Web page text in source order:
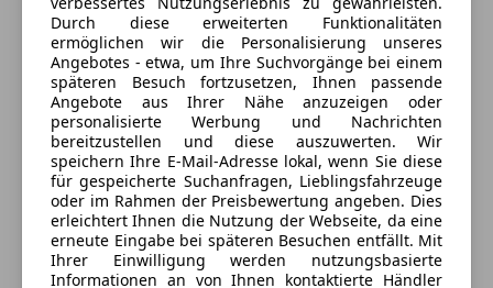
Notrufsystem
Reifendruckkontrollsystem
Seitenairbag
Spurhalteassistent
Tagfahrlicht
Verkehrszeichenerkennung
Wegfahrsperre
Zentralverriegelung mit Funkfernbedienung
Extras
Anbieter kontaktieren
Deine Nachricht
Durch diese erweiterten Funktionalitäten
ermöglichen wir die Personalisierung unseres
Angebotes - etwa, um Ihre Suchvorgänge bei einem
späteren Besuch fortzusetzen, Ihnen passende
Angebote aus Ihrer Nähe anzuzeigen oder
personalisierte Werbung und Nachrichten
bereitzustellen und diese auszuwerten. Wir
speichern Ihre E-Mail-Adresse lokal, wenn Sie diese
für gespeicherte Suchanfragen, Lieblingsfahrzeuge
oder im Rahmen der Preisbewertung angeben. Dies
erleichtert Ihnen die Nutzung der Webseite, da eine
erneute Eingabe bei späteren Besuchen entfällt. Mit
Ihrer Einwilligung werden nutzungsbasierte
Informationen an von Ihnen kontaktierte Händler